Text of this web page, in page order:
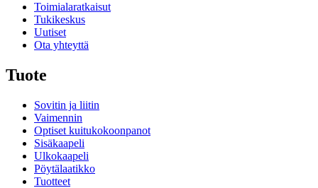
Toimialaratkaisut
Tukikeskus
Uutiset
Ota yhteyttä
Tuote
Sovitin ja liitin
Vaimennin
Optiset kuitukokoonpanot
Sisäkaapeli
Ulkokaapeli
Pöytälaatikko
Tuotteet